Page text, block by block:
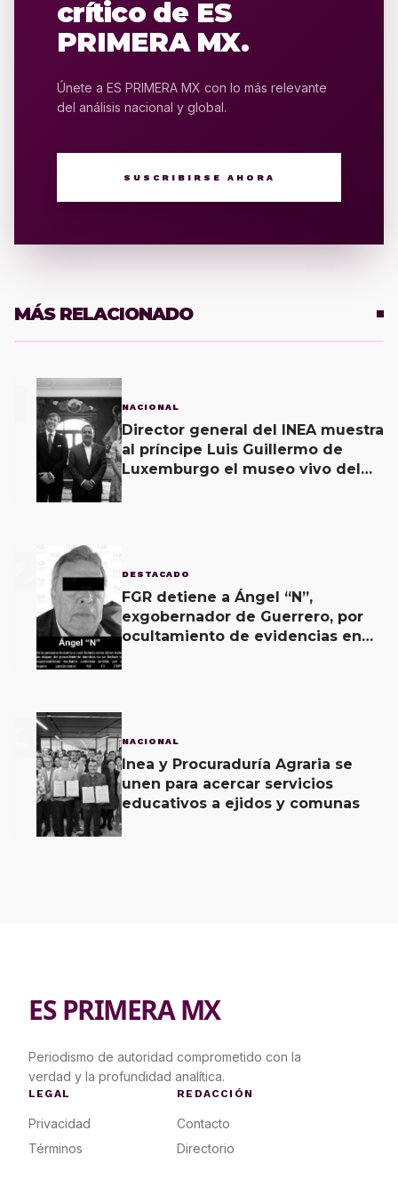
crítico de ES
PRIMERA MX.
Únete a ES PRIMERA MX con lo más relevante
del análisis nacional y global.
SUSCRIBIRSE AHORA
MÁS RELACIONADO
NACIONAL
Director general del INEA muestra
al príncipe Luis Guillermo de
Luxemburgo el museo vivo del
DESTACADO
FGR detiene a Ángel “N”,
exgobernador de Guerrero, por
ocultamiento de evidencias en
3 NACIONAL
Inea y Procuraduría Agraria se
unen para acercar servicios
educativos a ejidos y comunas
ES PRIMERA MX
Periodismo de autoridad comprometido con la
verdad y la profundidad analítica.
LEGAL
Privacidad
Términos
REDACCIÓN
Contacto
Directorio